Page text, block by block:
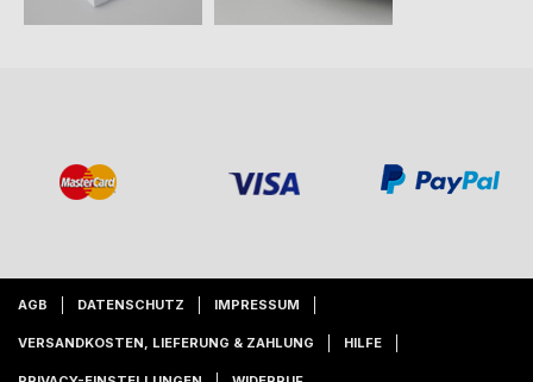
AGB DATENSCHUTZ IMPRESSUM
VERSANDKOSTEN, LIEFERUNG & ZAHLUNG HILFE